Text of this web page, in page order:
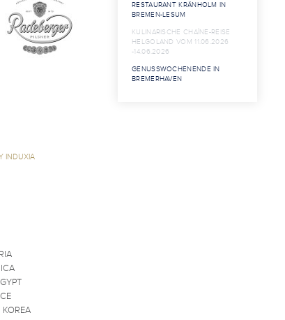
RESTAURANT KRÄNHOLM IN
BREMEN-LESUM
KULINARISCHE CHAÎNE-REISE
HELGOLAND VOM 11.06.2026
-14.06.2026
GENUSSWOCHENENDE IN
BREMERHAVEN
INDUXIA
KOREA